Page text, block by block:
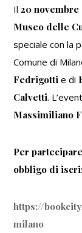
Il20 novembre
Museo delle
speciale con la
Comune di
Fedrigotti e di
Calvetti.
Massimiliano
Per
obbligo di
https://
milano